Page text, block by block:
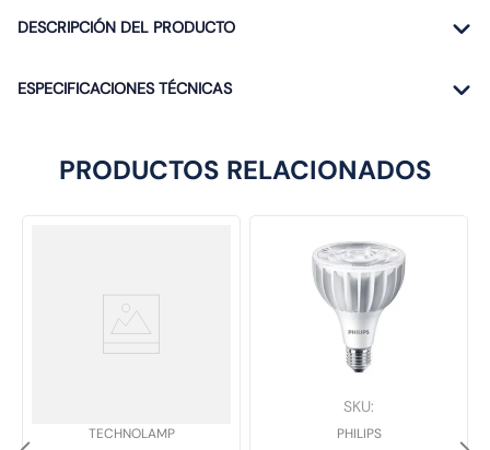
DESCRIPCIÓN DEL PRODUCTO
ESPECIFICACIONES TÉCNICAS
PRODUCTOS RELACIONADOS
TECHNOLAMP
SKU:
PHILIPS